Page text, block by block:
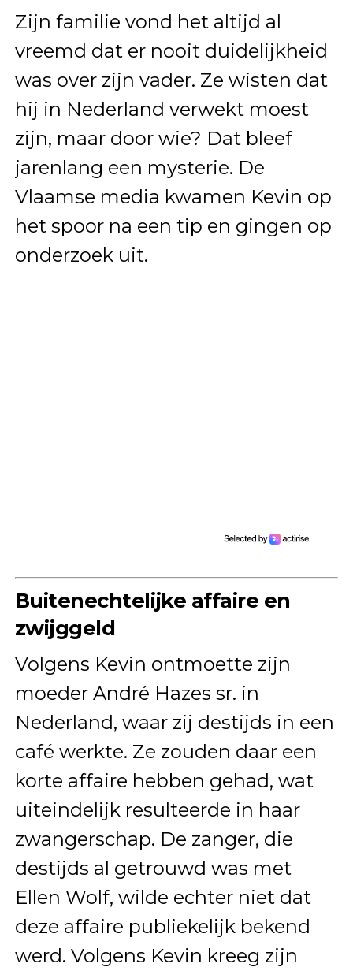
Zijn familie vond het altijd al
vreemd dat er nooit duidelijkheid
was over zijn vader. Ze wisten dat
hij in Nederland verwekt moest
zijn, maar door wie? Dat bleef
jarenlang een mysterie. De
Vlaamse media kwamen Kevin op
het spoor na een tip en gingen op
onderzoek uit.
Buitenechtelijke affaire en
zwijggeld
Volgens Kevin ontmoette zijn
moeder André Hazes sr. in
Nederland, waar zij destijds in een
café werkte. Ze zouden daar een
korte affaire hebben gehad, wat
uiteindelijk resulteerde in haar
zwangerschap. De zanger, die
destijds al getrouwd was met
Ellen Wolf, wilde echter niet dat
deze affaire publiekelijk bekend
werd. Volgens Kevin kreeg zijn